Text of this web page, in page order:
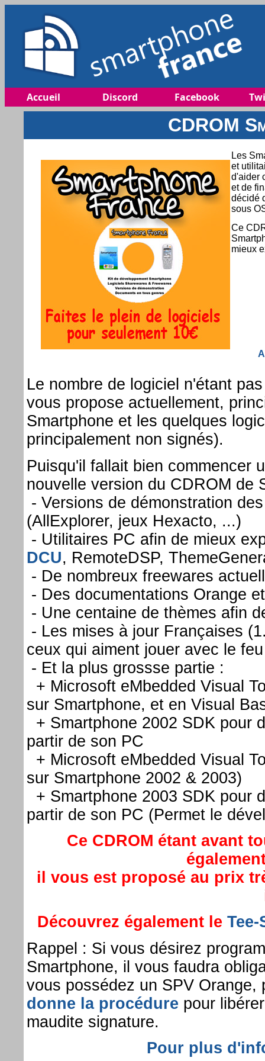
Accueil Discord Facebook
CDROM
Les
et
d'aider
et de
décidé
sous
Ce
mieux
Le nombre de logiciel n'étant
vous propose actuellement,
Smartphone et les quelques
principalement non signés).
Puisqu'il fallait bien commencer
nouvelle version du CDROM de
- Versions de démonstration
(AllExplorer, jeux Hexacto, ...)
- Utilitaires PC afin de mieux
DCU, RemoteDSP,
- De nombreux freewares
- Des documentations Orange
- Une centaine de thèmes afin
- Les mises à jour Françaises
ceux qui aiment jouer avec le
- Et la plus grossse partie :
+ Microsoft eMbedded Visual
sur Smartphone, et en Visual
+ Smartphone 2002 SDK pour
partir de son PC
+ Microsoft eMbedded Visual
sur Smartphone 2002 & 2003)
+ Smartphone 2003 SDK pour
partir de son PC (Permet le
Ce CDROM étant avant
il vous est proposé au prix
Découvrez également le
Rappel : Si vous désirez
Smartphone, il vous faudra
vous possédez un SPV
donne la procédure pour
maudite signature.
Pour plus